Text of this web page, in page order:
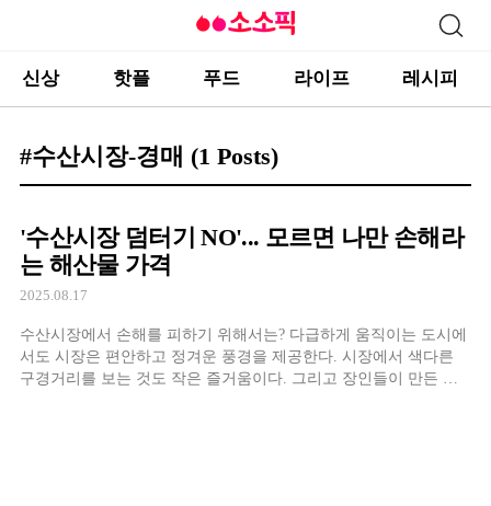
신상 핫플 푸드 라이프 레시피
#수산시장-경매 (1 Posts)
'수산시장 덤터기 NO'... 모르면 나만 손해라
는 해산물 가격
2025.08.17
수산시장에서 손해를 피하기 위해서는? 다급하게 움직이는 도시에
서도 시장은 편안하고 정겨운 풍경을 제공한다. 시장에서 색다른
구경거리를 보는 것도 작은 즐거움이다. 그리고 장인들이 만든 다